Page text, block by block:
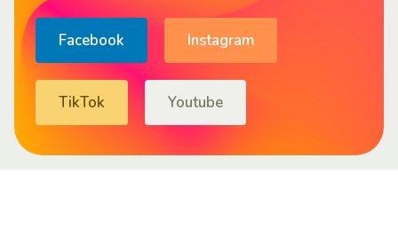
Facebook Instagram
TikTok Youtube